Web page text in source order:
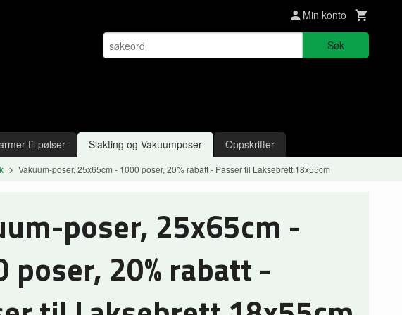
Min konto
Søk
til pølser Slakting og Vakuumposer Oppskrifter
Vakuum-poser, 25x65cm - 1000 poser, 20% rabatt - Passer til Laksebrett 18x55cm
poser, 25x65cm -
poser, 20% rabatt -